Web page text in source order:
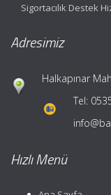
Sigortacılık Destek
Adresimiz
Halkapınar
Tel:
Hızlı Menü